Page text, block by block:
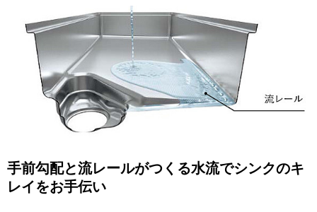
手前勾配と流レールがつくる水流でシンクのキ
レイをお手伝い